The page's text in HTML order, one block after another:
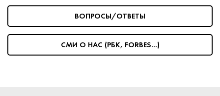
На сайте Eticket4 частные продавцы и билетные агенства
размещают предложения по продаже билетов.Любая
сделка является безопасной:площадка Eticket4
выступает гарантом подлинности билета. Средства
ВОПРОСЫ/ОТВЕТЫ
СМИ О НАС (РБК, FORBES...)